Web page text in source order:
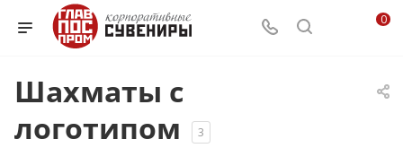
0
Шахматы с
логотипом
3